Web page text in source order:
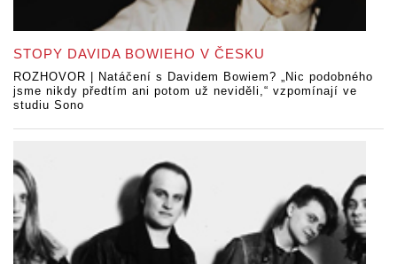
STOPY DAVIDA BOWIEHO V ČESKU
ROZHOVOR | Natáčení s Davidem Bowiem? „Nic podobného
jsme nikdy předtím ani potom už neviděli,“ vzpomínají ve
studiu Sono